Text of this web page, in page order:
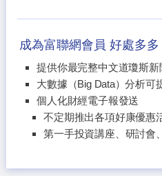
成為富聯網會員 好處多多
提供你最完整中文道瓊斯
大數據（Big Data）分析可
個人化財經電子報發送
不定期推出各項好康優惠
第一手投資講座、研討會